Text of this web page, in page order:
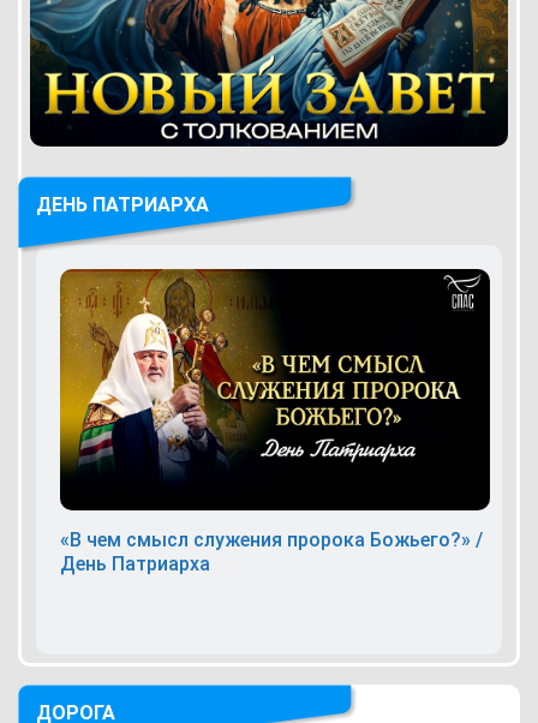
ДЕНЬ ПАТРИАРХА
«В чем смысл служения пророка Божьего?» /
День Патриарха
ДОРОГА